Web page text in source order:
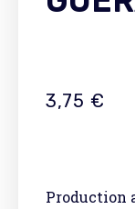
3,75 €
Production